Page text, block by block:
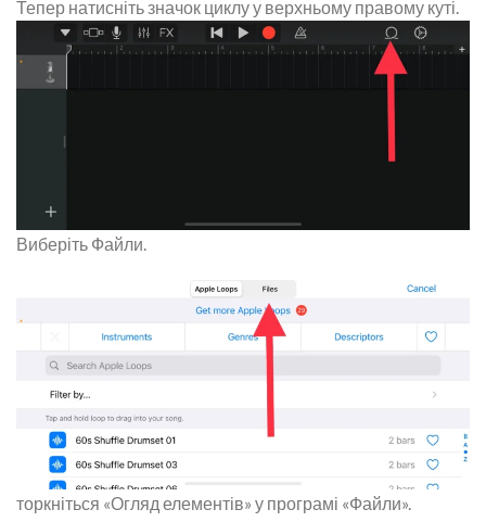
Тепер натисніть значок циклу у верхньому правому куті.
Виберіть Файли.
торкніться «Огляд елементів» у програмі «Файли».